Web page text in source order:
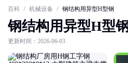
百科 / 机械设备 / 钢结构用异型H型钢
钢结构用异型H型钢
更新时间：2026-06-03